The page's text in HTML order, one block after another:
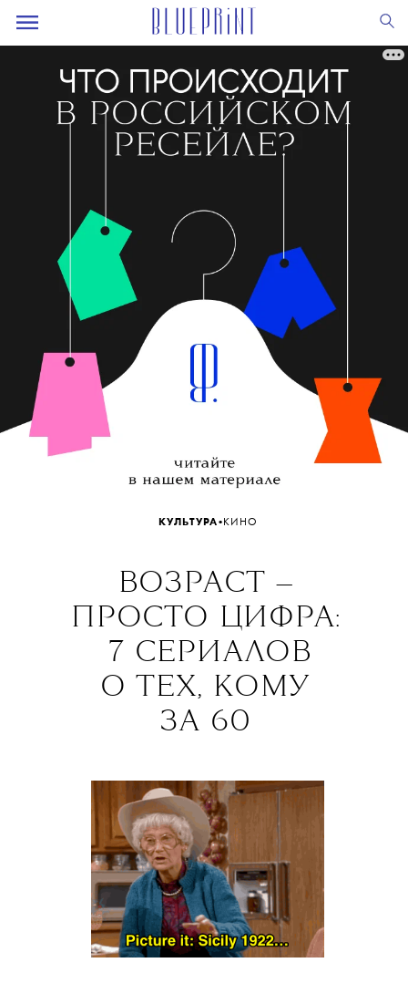
КУЛЬТУРА• КИНО
ВОЗРАСТ —
ПРОСТО ЦИФРА:
7 СЕРИАЛОВ
О ТЕХ, КОМУ
ЗА 60